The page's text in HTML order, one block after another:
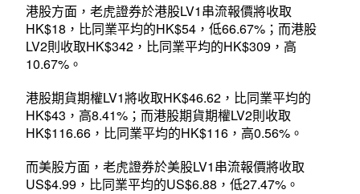
港股方面，老虎證券於港股LV1串流報價將收取
HK$18，比同業平均的HK$54，低66.67%；而港股
LV2則收取HK$342，比同業平均的HK$309，高
10.67%。
港股期貨期權LV1將收取HK$46.62，比同業平均的
HK$43，高8.41%；而港股期貨期權LV2則收取
HK$116.66，比同業平均的HK$116，高0.56%。
而美股方面，老虎證券於美股LV1串流報價將收取
US$4.99，比同業平均的US$6.88，低27.47%。